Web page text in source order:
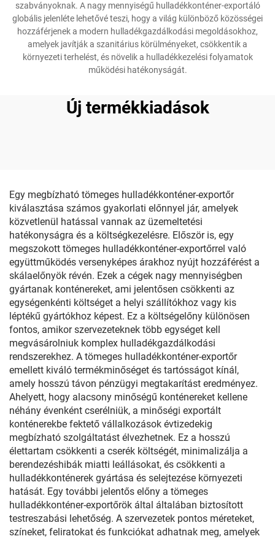
szabványoknak. A nagy mennyiségű hulladékkonténer-exportáló
globális jelenléte lehetővé teszi, hogy a világ különböző közösségei
hozzáférjenek a modern hulladékgazdálkodási megoldásokhoz,
amelyek javítják a szanitárius körülményeket, csökkentik a
környezeti terhelést, és növelik a hulladékkezelési folyamatok
működési hatékonyságát.
Új termékkiadások
Egy megbízható tömeges hulladékkonténer-exportőr
kiválasztása számos gyakorlati előnnyel jár, amelyek
közvetlenül hatással vannak az üzemeltetési
hatékonyságra és a költségkezelésre. Először is, egy
megszokott tömeges hulladékkonténer-exportőrrel való
együttműködés versenyképes árakhoz nyújt hozzáférést a
skálaelőnyök révén. Ezek a cégek nagy mennyiségben
gyártanak konténereket, ami jelentősen csökkenti az
egységenkénti költséget a helyi szállítókhoz vagy kis
léptékű gyártókhoz képest. Ez a költségelőny különösen
fontos, amikor szervezeteknek több egységet kell
megvásárolniuk komplex hulladékgazdálkodási
rendszerekhez. A tömeges hulladékkonténer-exportőr
emellett kiváló termékminőséget és tartósságot kínál,
amely hosszú távon pénzügyi megtakarítást eredményez.
Ahelyett, hogy alacsony minőségű konténereket kellene
néhány évenként cserélniük, a minőségi exportált
konténerekbe fektető vállalkozások évtizedekig
megbízható szolgáltatást élvezhetnek. Ez a hosszú
élettartam csökkenti a cserék költségét, minimalizálja a
berendezéshibák miatti leállásokat, és csökkenti a
hulladékkonténerek gyártása és selejtezése környezeti
hatását. Egy további jelentős előny a tömeges
hulladékkonténer-exportőrök által általában biztosított
testreszabási lehetőség. A szervezetek pontos méreteket,
színeket, feliratokat és funkciókat adhatnak meg, amelyek